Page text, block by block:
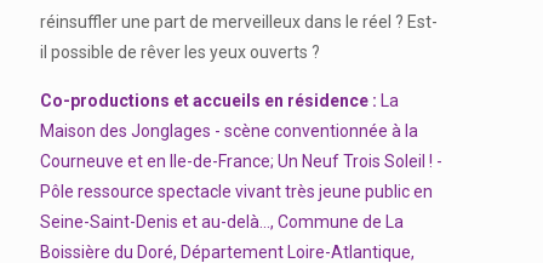
réinsuffler une part de merveilleux dans le réel ? Est-
il possible de rêver les yeux ouverts ?
Co-productions et accueils en résidence : La
Maison des Jonglages - scène conventionnée à la
Courneuve et en Ile-de-France; Un Neuf Trois Soleil ! -
Pôle ressource spectacle vivant très jeune public en
Seine-Saint-Denis et au-delà..., Commune de La
Boissière du Doré, Département Loire-Atlantique,